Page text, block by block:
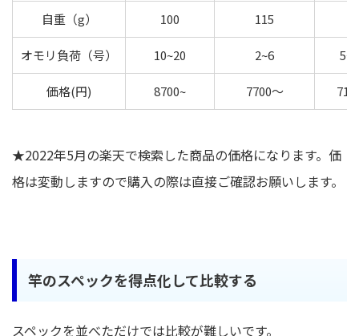
自重（g） 100 115
オモリ負荷（号） 10~20 2~6 5
価格(円) 8700~ 7700～
★2022年5月の楽天で検索した商品の価格になります。価
格は変動しますので購入の際は直接ご確認お願いします。
竿のスペックを得点化して比較する
スペックを並べただけでは比較が難しいです。